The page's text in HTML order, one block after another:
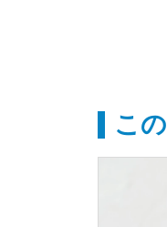
こ